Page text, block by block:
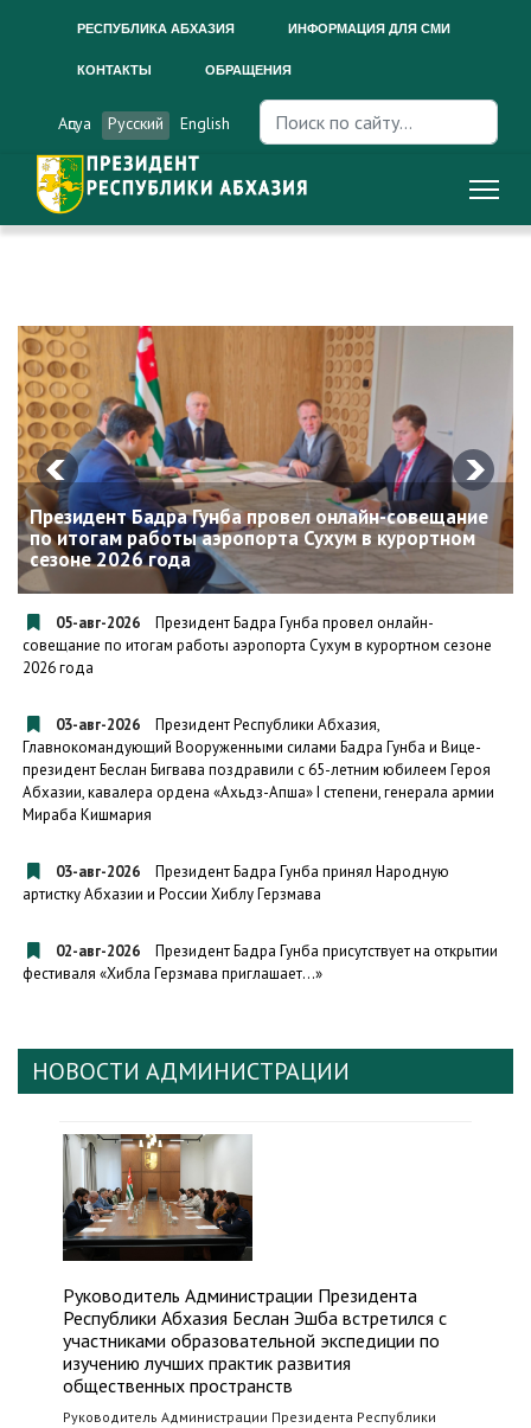
РЕСПУБЛИКА АБХАЗИЯ ИНФОРМАЦИЯ ДЛЯ СМИ
КОНТАКТЫ ОБРАЩЕНИЯ
Аԥсуа Русский English
Президент Бадра Гунба провел онлайн-совещание
по итогам работы аэропорта Сухум в курортном
сезоне 2026 года
05-авг-2026
Президент Бадра Гунба провел онлайн-
совещание по итогам работы аэропорта Сухум в курортном сезоне
2026 года
03-авг-2026
Президент Республики Абхазия,
Главнокомандующий Вооруженными силами Бадра Гунба и Вице-
президент Беслан Бигвава поздравили с 65-летним юбилеем Героя
Абхазии, кавалера ордена «Ахьдз-Апша» I степени, генерала армии
Мираба Кишмария
03-авг-2026
Президент Бадра Гунба принял Народную
артистку Абхазии и России Хиблу Герзмава
02-авг-2026
Президент Бадра Гунба присутствует на открытии
фестиваля «Хибла Герзмава приглашает…»
НОВОСТИ АДМИНИСТРАЦИИ
Руководитель Администрации Президента
Республики Абхазия Беслан Эшба встретился с
участниками образовательной экспедиции по
изучению лучших практик развития
общественных пространств
Руководитель Администрации Президента Республики